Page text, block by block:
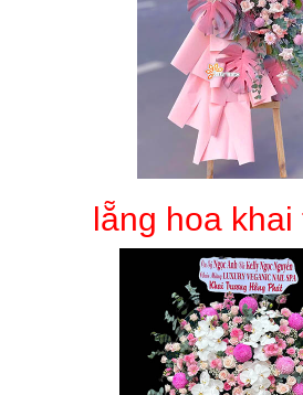
lẵng hoa